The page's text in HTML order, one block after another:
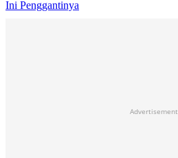
Ini Penggantinya
Advertisement